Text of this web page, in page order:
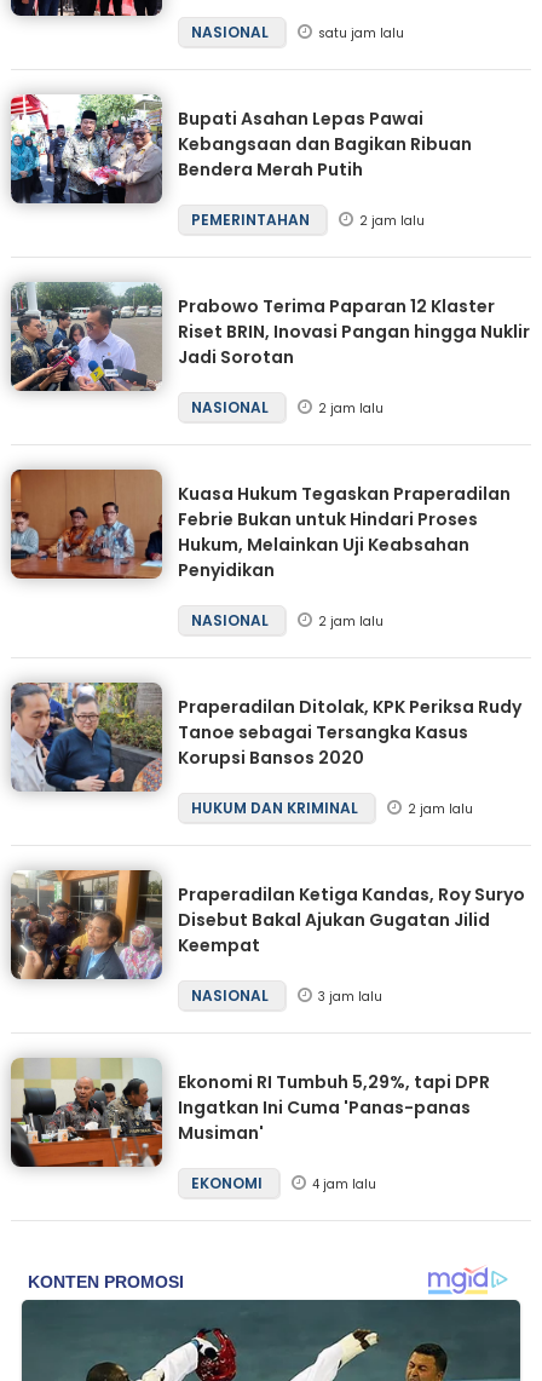
NASIONAL satu jam lalu
Bupati Asahan Lepas Pawai
Kebangsaan dan Bagikan Ribuan
Bendera Merah Putih
PEMERINTAHAN 2 jam lalu
Prabowo Terima Paparan 12 Klaster
Riset BRIN, Inovasi Pangan hingga Nuklir
Jadi Sorotan
NASIONAL 2 jam lalu
Kuasa Hukum Tegaskan Praperadilan
Febrie Bukan untuk Hindari Proses
Hukum, Melainkan Uji Keabsahan
Penyidikan
NASIONAL 2 jam lalu
Praperadilan Ditolak, KPK Periksa Rudy
Tanoe sebagai Tersangka Kasus
Korupsi Bansos 2020
HUKUM DAN KRIMINAL 2 jam lalu
Praperadilan Ketiga Kandas, Roy Suryo
Disebut Bakal Ajukan Gugatan Jilid
Keempat
NASIONAL 3 jam lalu
Ekonomi RI Tumbuh 5,29%, tapi DPR
Ingatkan Ini Cuma 'Panas-panas
Musiman'
EKONOMI 4 jam lalu